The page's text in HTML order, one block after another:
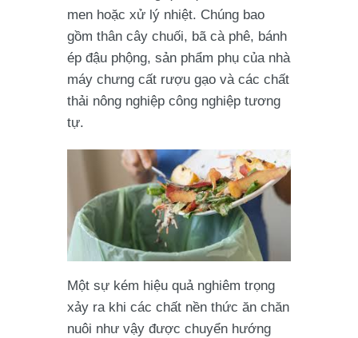
men hoặc xử lý nhiệt. Chúng bao
gồm thân cây chuối, bã cà phê, bánh
ép đậu phộng, sản phẩm phụ của nhà
máy chưng cất rượu gạo và các chất
thải nông nghiệp công nghiệp tương
tự.
Một sự kém hiệu quả nghiêm trọng
xảy ra khi các chất nền thức ăn chăn
nuôi như vậy được chuyển hướng